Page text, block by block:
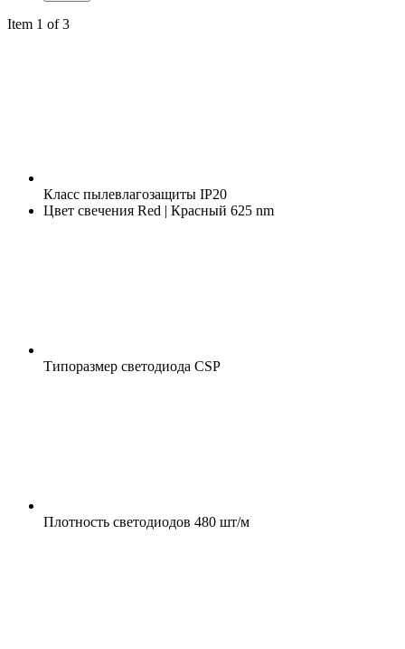
Item 1 of 3
Класс пылевлагозащиты IP20
Цвет свечения Red | Красный 625 nm
Типоразмер светодиода CSP
Плотность светодиодов 480 шт/м